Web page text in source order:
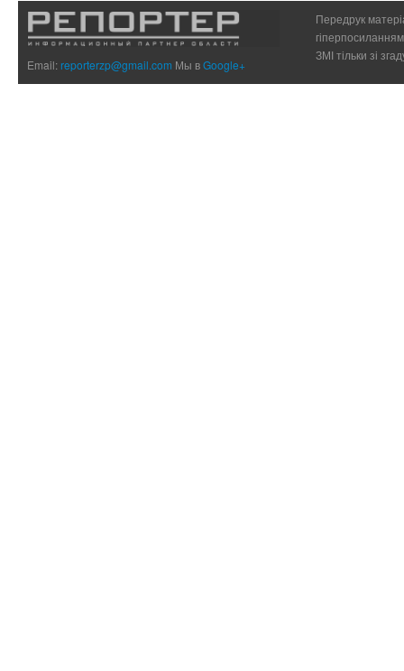
Email:reporterzp@gmail.com Мы вGoogle+
Передрук
ЗМІ тільки зі